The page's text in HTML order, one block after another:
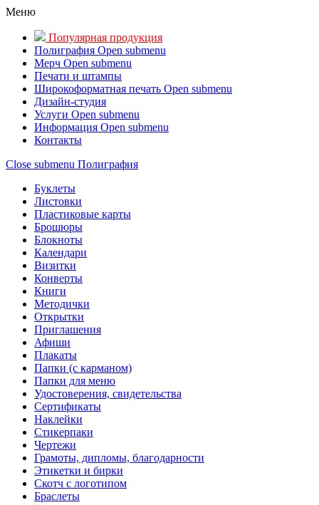
Меню
Популярная продукция
Полиграфия Open submenu
Мерч Open submenu
Печати и штампы
Широкоформатная печать Open submenu
Дизайн-студия
Услуги Open submenu
Информация Open submenu
Контакты
Close submenu Полиграфия
Буклеты
Листовки
Пластиковые карты
Брошюры
Блокноты
Календари
Визитки
Конверты
Книги
Методички
Открытки
Приглашения
Афиши
Плакаты
Папки (с карманом)
Папки для меню
Удостоверения, свидетельства
Сертификаты
Наклейки
Стикерпаки
Чертежи
Грамоты, дипломы, благодарности
Этикетки и бирки
Скотч с логотипом
Браслеты